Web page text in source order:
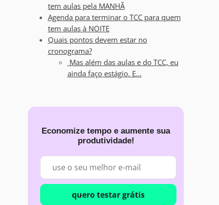
tem aulas pela MANHÃ
Agenda para terminar o TCC para quem
tem aulas à NOITE
Quais pontos devem estar no
cronograma?
Mas além das aulas e do TCC, eu
ainda faço estágio. E…
Economize tempo e aumente sua
produtividade!
quero testar grátis